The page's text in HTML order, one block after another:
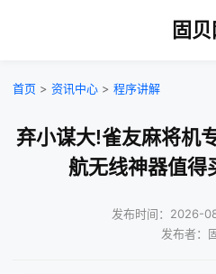
固贝
首页 > 资讯中心 > 程序讲解
弃小谋大!雀友麻将机
航无线神器值得
发布时间：2026-
发布者：